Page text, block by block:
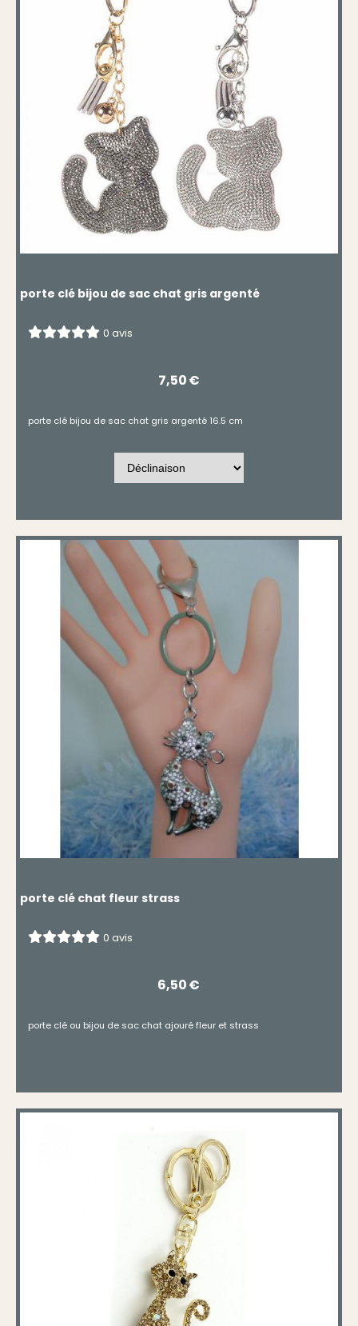
porte clé bijou de sac chat gris argenté
0 avis
7,50€
porte clé bijou de sac chat gris argenté 16.5 cm
porte clé chat fleur strass
0 avis
6,50€
porte clé ou bijou de sac chat ajouré fleur et strass